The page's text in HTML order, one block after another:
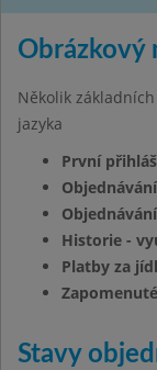
Obrázkový
Několik
jazyka
První
Historie -
Platby za
Stavy